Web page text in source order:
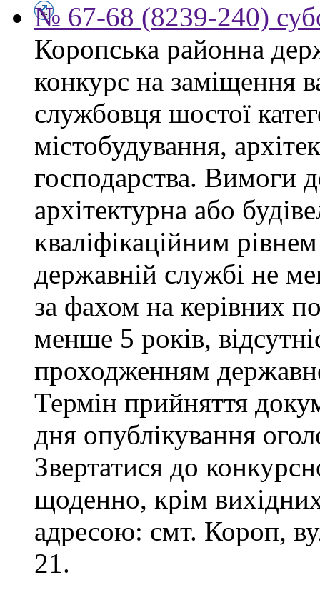
№ 67-68 (8239-240)
Коропська районна
конкурс на заміщення
службовця шостої
містобудування,
господарства. Вимоги
архітектурна або
кваліфікаційним
державній службі не
за фахом на керівних
менше 5 років,
проходженням
Термін прийняття
дня опублікування
Звертатися до
щоденно, крім
адресою: смт. Короп,
21.